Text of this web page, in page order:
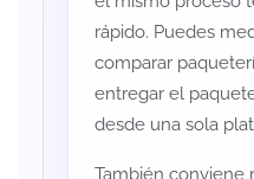
rápido. Puedes
comparar
entregar el
desde una sola